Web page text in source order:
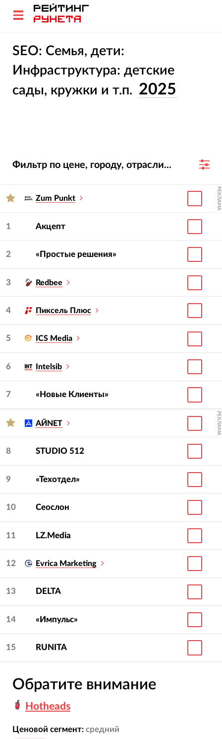
SEO: Семья, дети:
Инфраструктура: детские
сады, кружки и т.п. 2025
Фильтр по цене, городу, отрасли...
Zum Punkt РЕКЛАМА
1 Акцепт
2 «Простые решения»
3 Redbee
4 Пиксель Плюс
5 ICS Media
6 Intelsib
7 «Новые Клиенты»
АЙNET РЕКЛАМА
8 STUDIO 512
9 «Техотдел»
10 Сеослон
11 LZ.Media
12 Evrica Marketing
13 DELTA
14 «Импульс»
15 RUNITA
Обратите внимание
Hotheads
Ценовой сегмент: средний